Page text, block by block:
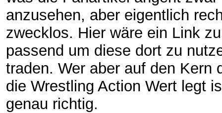
anzusehen, aber eigentlich
zwecklos. Hier wäre ein Link
passend um diese dort zu
traden. Wer aber auf den Kern
die Wrestling Action Wert legt
genau richtig.